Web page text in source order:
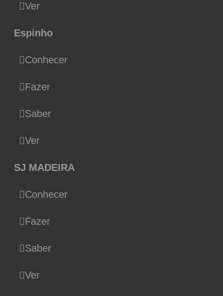
Ver
Espinho
Conhecer
Fazer
Saber
Ver
SJ MADEIRA
Conhecer
Fazer
Saber
Ver